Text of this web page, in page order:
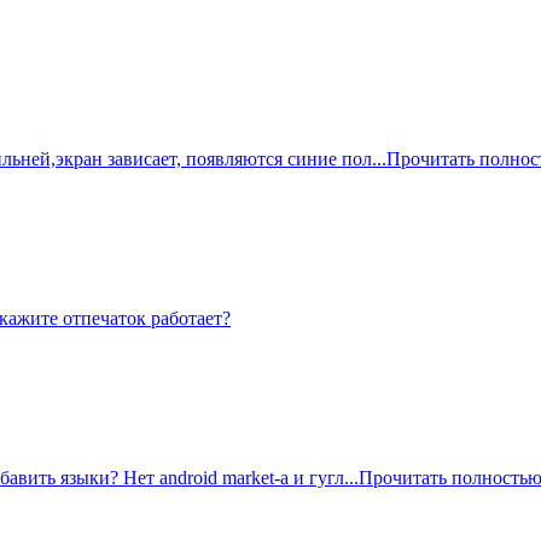
зависает, появляются синие пол...Прочитать
отпечаток работает?
языки? Нет android market-а и гугл...Прочитать полностью